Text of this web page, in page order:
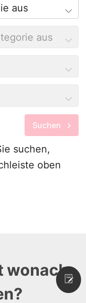
aus
aus
Suchen
suchen,
oben
wonach